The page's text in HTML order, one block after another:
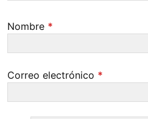
Nombre *
Correo electrónico *